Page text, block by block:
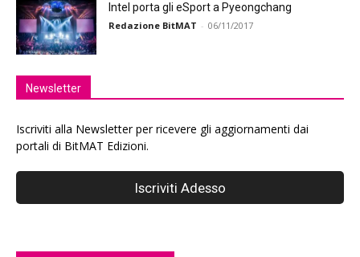
Intel porta gli eSport a Pyeongchang
Redazione BitMAT - 06/11/2017
Newsletter
Iscriviti alla Newsletter per ricevere gli aggiornamenti dai
portali di BitMAT Edizioni.